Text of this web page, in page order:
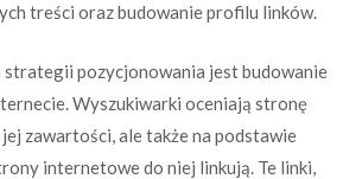
treści oraz budowanie profilu linków.
strategii pozycjonowania jest budowanie
Wyszukiwarki oceniają stronę
zawartości, ale także na podstawie
internetowe do niej linkują. Te linki,